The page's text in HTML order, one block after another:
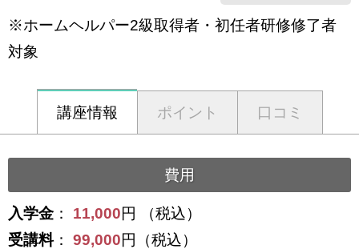
※ホームヘルパー2級取得者・初任者研修修了者
対象
講座情報 ポイント 口コミ
費用
入学金 ： 11,000円 （税込）
受講料： 99,000円（税込）